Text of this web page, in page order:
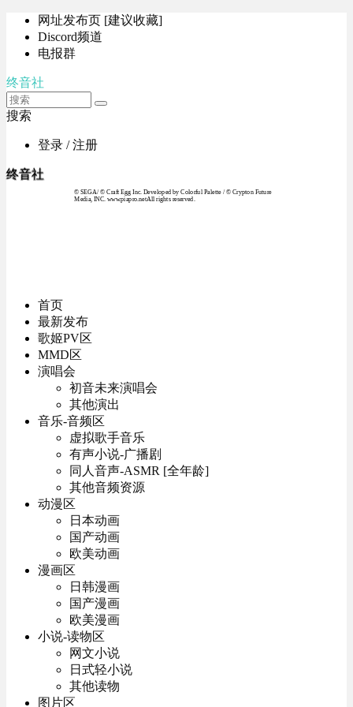
网址发布页 [建议收藏]
Discord频道
电报群
终音社
搜索
登录 / 注册
终音社
© SEGA / © Craft Egg Inc. Developed by Colorful Palette / © Crypton Future
Media, INC. www.piapro.netAll rights reserved.
首页
最新发布
歌姬PV区
MMD区
演唱会
初音未来演唱会
其他演出
音乐-音频区
虚拟歌手音乐
有声小说-广播剧
同人音声-ASMR [全年龄]
其他音频资源
动漫区
日本动画
国产动画
欧美动画
漫画区
日韩漫画
国产漫画
欧美漫画
小说-读物区
网文小说
日式轻小说
其他读物
图片区